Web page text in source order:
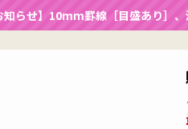
知らせ】10mm罫線［目盛あり］